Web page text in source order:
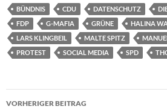
BÜNDNIS CDU DATENSCHUTZ
FDP
G-MAFIA GRÜNE
HALINA
LARS KLINGBEIL
MALTE SPITZ
PROTEST
SOCIAL MEDIA SPD
Beitragsnavigation
VORHERIGER BEITRAG